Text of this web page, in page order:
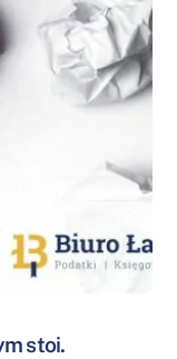
stoi.